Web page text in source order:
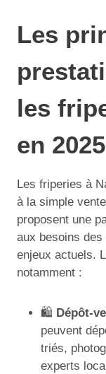
Les
les
en 2025
Les friperies à
à la simple
proposent une
aux besoins
enjeux actuels.
notamment :
🛍️ Dépôt-
peuvent
triés,
experts